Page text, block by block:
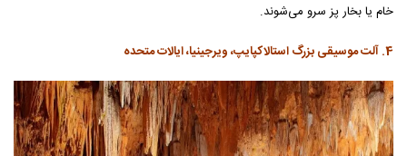
خام یا بخار پز سرو می‌شوند.
4. آلت موسیقی بزرگ استالاکپایپ، ویرجینیا، ایالات متحده